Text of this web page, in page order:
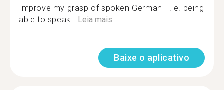
Improve my grasp of spoken German- i. e. being
able to speak... Leia mais
Baixe o aplicativo